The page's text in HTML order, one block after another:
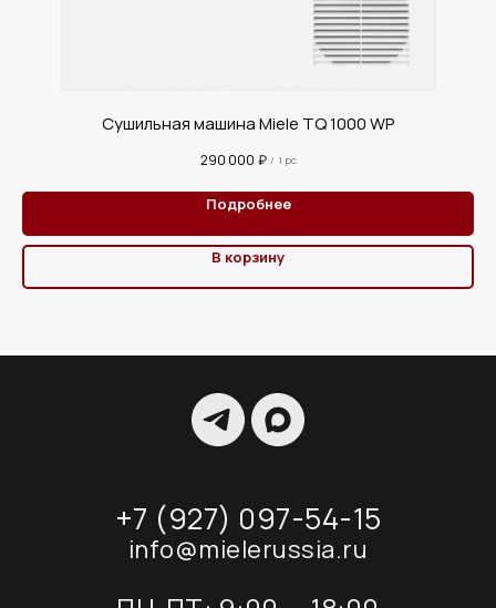
Сушильная машина Miele TQ 1000 WP
290 000 ₽ / 1 pc
Подробнее
В корзину
+7 (927) 097-54-15
info@mielerussia.ru